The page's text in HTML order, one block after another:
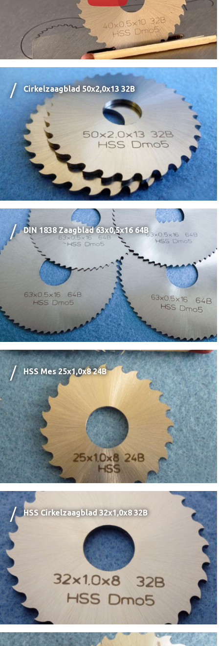
Cirkelzaagblad 50x2,0x13 32B
DIN 1838 Zaagblad 63x0,5x16 64B
HSS Mes 25x1,0x8 24B
HSS Cirkelzaagblad 32x1,0x8 32B